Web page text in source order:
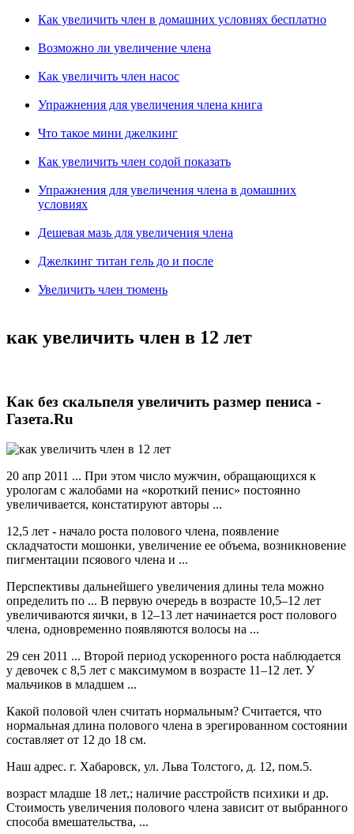
Как увеличить член в домашних условиях бесплатно
Возможно ли увеличение члена
Как увеличить член насос
Упражнения для увеличения члена книга
Что такое мини джелкинг
Как увеличить член содой показать
Упражнения для увеличения члена в домашних
условиях
Дешевая мазь для увеличения члена
Джелкинг титан гель до и после
Увеличить член тюмень
как увеличить член в 12 лет
Как без скальпеля увеличить размер пениса -
Газета.Ru
20 апр 2011 ... При этом число мужчин, обращающихся к
урологам с жалобами на «короткий пенис» постоянно
увеличивается, констатируют авторы ...
12,5 лет - начало роста полового члена, появление
складчатости мошонки, увеличение ее объема, возникновение
пигментации псяового члена и ...
Перспективы дальнейшего увеличения длины тела можно
определить по ... В первую очередь в возрасте 10,5–12 лет
увеличиваются яички, в 12–13 лет начинается рост полового
члена, одновременно появляются волосы на ...
29 сен 2011 ... Второй период ускоренного роста наблюдается
у девочек с 8,5 лет с максимумом в возрасте 11–12 лет. У
мальчиков в младшем ...
Какой половой член считать нормальным? Считается, что
нормальная длина полового члена в эрегированном состоянии
составляет от 12 до 18 см.
Наш адрес. г. Хабаровск, ул. Льва Толстого, д. 12, пом.5.
возраст младше 18 лет,; наличие расстройств психики и др.
Cтоимость увеличения полового члена зависит от выбранного
способа вмешательства, ...